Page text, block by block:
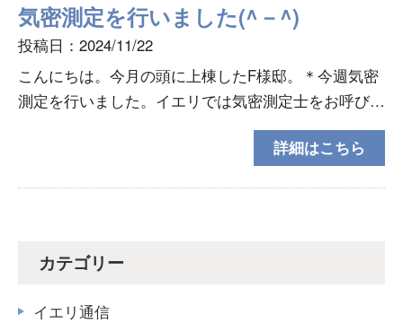
気密測定を行いました(^－^)
投稿日：2024/11/22
こんにちは。今月の頭に上棟したF様邸。＊今週気密
測定を行いました。イエリでは気密測定士をお呼びし
て全棟測定しており、気密性能C値＝0.5以下を標準
性能としています。いざ、測定。部屋の空気を抜いて
詳細はこちら
カテゴリー
イエリ通信